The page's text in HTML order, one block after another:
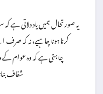
یہ صورتحال ہمیں یاد دلاتی
کرنا ہونا چاہیے، نہ کہ صرف
چاہتی ہے کہ وہ عوام کے
شفاف